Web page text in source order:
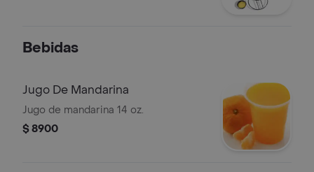
Bebidas
Jugo De Mandarina
Jugo de mandarina 14 oz.
$ 8900